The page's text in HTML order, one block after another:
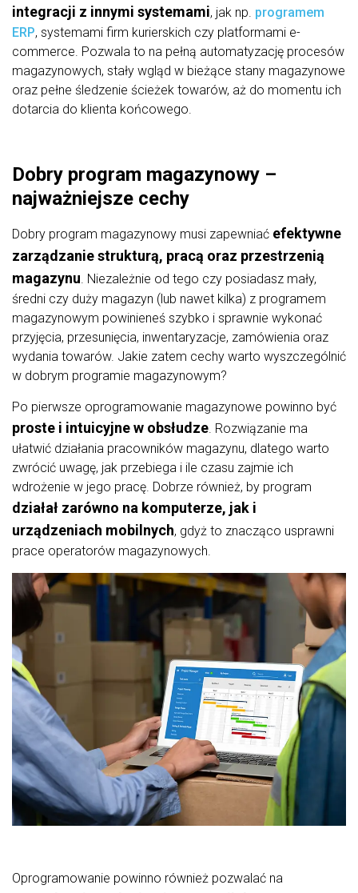
integracji z innymi systemami, jak np. programem
ERP, systemami firm kurierskich czy platformami e-
commerce. Pozwala to na pełną automatyzację procesów
magazynowych, stały wgląd w bieżące stany magazynowe
oraz pełne śledzenie ścieżek towarów, aż do momentu ich
dotarcia do klienta końcowego.
Dobry program magazynowy –
najważniejsze cechy
Dobry program magazynowy musi zapewniać efektywne
zarządzanie strukturą, pracą oraz przestrzenią
magazynu. Niezależnie od tego czy posiadasz mały,
średni czy duży magazyn (lub nawet kilka) z programem
magazynowym powinieneś szybko i sprawnie wykonać
przyjęcia, przesunięcia, inwentaryzacje, zamówienia oraz
wydania towarów. Jakie zatem cechy warto wyszczególnić
w dobrym programie magazynowym?
Po pierwsze oprogramowanie magazynowe powinno być
proste i intuicyjne w obsłudze. Rozwiązanie ma
ułatwić działania pracowników magazynu, dlatego warto
zwrócić uwagę, jak przebiega i ile czasu zajmie ich
wdrożenie w jego pracę. Dobrze również, by program
działał zarówno na komputerze, jak i
urządzeniach mobilnych, gdyż to znacząco usprawni
prace operatorów magazynowych.
Oprogramowanie powinno również pozwalać na